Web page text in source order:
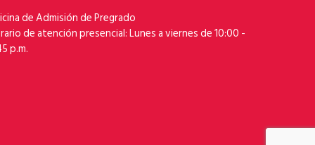
de Admisión de Pregrado
de atención presencial: Lunes a viernes de 10:00 -
p.m.